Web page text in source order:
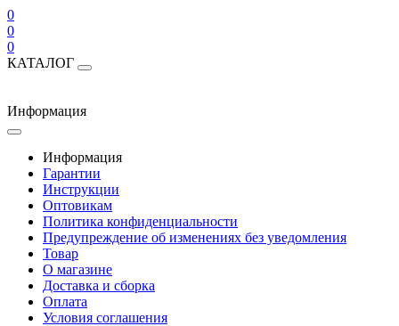
0
0
0
КАТАЛОГ
Информация
Информация
Гарантии
Инструкции
Оптовикам
Политика конфиденциальности
Предупреждение об изменениях без уведомления
Товар
О магазине
Доставка и сборка
Оплата
Условия соглашения